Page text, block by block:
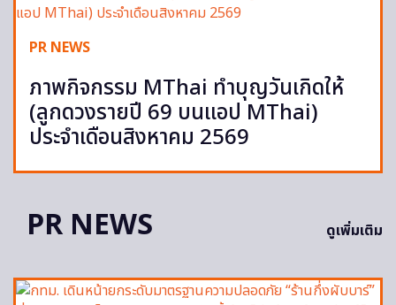
PR NEWS
ภาพกิจกรรม MThai ทำบุญวันเกิดให้
(ลูกดวงรายปี 69 บนแอป MThai)
ประจำเดือนสิงหาคม 2569
PR NEWS ดูเพิ่มเติม